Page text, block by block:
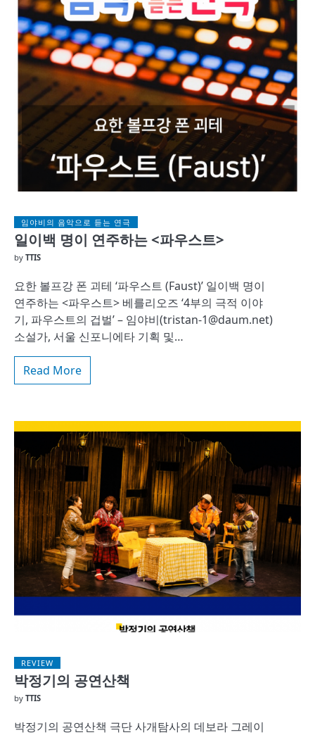
임야비의 음악으로 듣는 연극
일이백 명이 연주하는 <파우스트>
by TTIS
요한 볼프강 폰 괴테 ‘파우스트 (Faust)’ 일이백 명이
연주하는 <파우스트> 베를리오즈 ‘4부의 극적 이야
기, 파우스트의 겁벌’ – 임야비(tristan-1@daum.net)
소설가, 서울 신포니에타 기획 및…
Read More
REVIEW
박정기의 공연산책
by TTIS
박정기의 공연산책 극단 사개탐사의 데보라 그레이